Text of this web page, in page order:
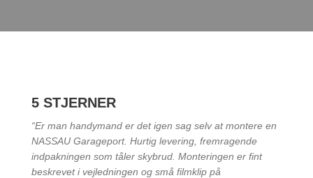
5 STJERNER
“Er man handymand er det igen sag selv at montere en
NASSAU Garageport. Hurtig levering, fremragende
indpakningen som tåler skybrud. Monteringen er fint
beskrevet i vejledningen og små filmklip på